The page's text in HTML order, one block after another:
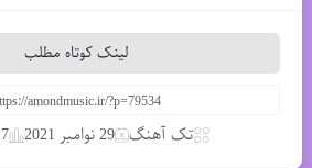
لینک کوتاه مطلب
تک آهنگ 29 نوامبر 2021